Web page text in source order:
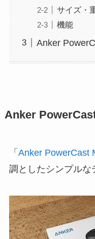
サイズ・
機能
Anker
Anker
「 Anker PowerCast
調としたシンプルな